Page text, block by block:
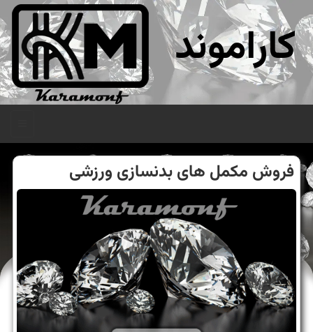
کاراموند
فروش مكمل های بدنسازی ورزشی